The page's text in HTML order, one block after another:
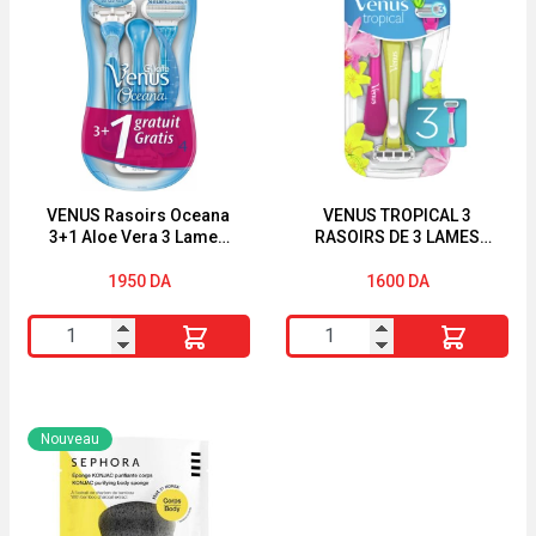
Recharges
Lames
POUDREE
VENUS Rasoirs Oceana
3+1 Aloe Vera 3 Lames
1950 DA
quantité
de
Rasoirs
Oceana
VENUS TROPICAL 3
RASOIRS DE 3 LAMES
1600 DA
quantité
de
Nouveau